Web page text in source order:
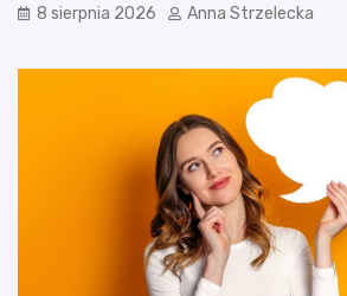
8 sierpnia 2026 Anna Strzelecka